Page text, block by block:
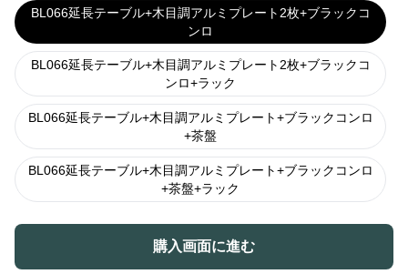
BL066延長テーブル+木目調アルミプレート2枚+ブラックコ
ンロ
BL066延長テーブル+木目調アルミプレート2枚+ブラックコ
ンロ+ラック
BL066延長テーブル+木目調アルミプレート+ブラックコンロ
+茶盤
BL066延長テーブル+木目調アルミプレート+ブラックコンロ
+茶盤+ラック
購入画面に進む